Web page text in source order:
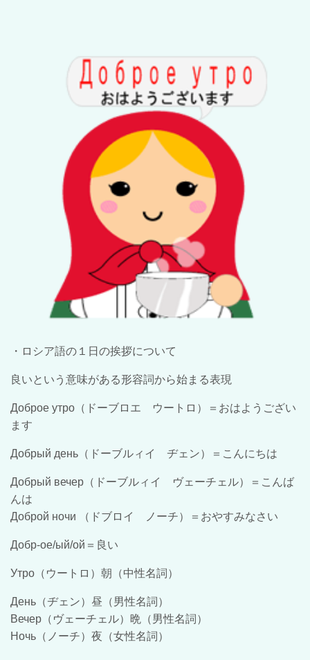
・ロシア語の１日の挨拶について
良いという意味がある形容詞から始まる表現
Доброе утро（ドーブロエ ウートロ）＝おはようござい
ます
Добрый день（ドーブルィイ ヂェン）＝こんにちは
Добрый вечер（ドーブルィイ ヴェーチェル）＝こんば
んは
Доброй ночи （ドブロイ ノーチ）＝おやすみなさい
Добр-ое/ый/ой＝良い
Утро（ウートロ）朝（中性名詞）
День（ヂェン）昼（男性名詞）
Вечер（ヴェーチェル）晩（男性名詞）
Ночь（ノーチ）夜（女性名詞）